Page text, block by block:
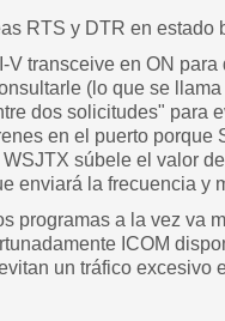
RTS y DTR en estado
transceive en ON
(lo que se
dos solicitudes" para
en el puerto
súbele el valor
enviará la frecuencia y
programas a la vez va
ICOM
un tráfico excesivo